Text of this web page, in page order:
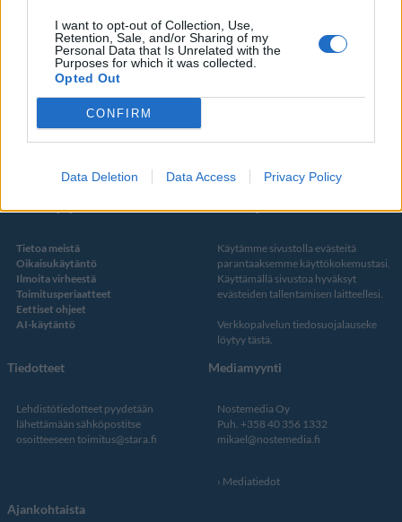
I want to opt-out of Collection, Use,
Retention, Sale, and/or Sharing of my
Personal Data that Is Unrelated with the
Purposes for which it was collected.
Opted Out
CONFIRM
Data Deletion Data Access Privacy Policy
Some
YouTube
Facebook
Twitter
Kustantaja ja toimitus
Tietoa meistä
Oikaisukäytäntö
Ilmoita virheestä
Toimitusperiaatteet
Eettiset ohjeet
AI-käytäntö
Tietosuojalauseke
Käytämme sivustolla evästeitä
parantaaksemme käyttökokemustasi.
Käyttämällä sivustoa hyväksyt
evästeiden tallentamisen laitteellesi.
Verkkopalvelun tiedosuojalauseke
löytyy tästä
Tiedotteet
Lehdistötiedotteet pyydetään
lähettämään sähköpostitse
osoitteeseen toimitus@stara.fi
Mediamyynti
Nostemedia Oy
Puh. +358 40 356 1332
mikael@nostemedia.fi
Mediatiedot
Ajankohtaista